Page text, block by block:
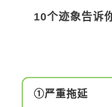
10个迹象告诉
①严重拖延